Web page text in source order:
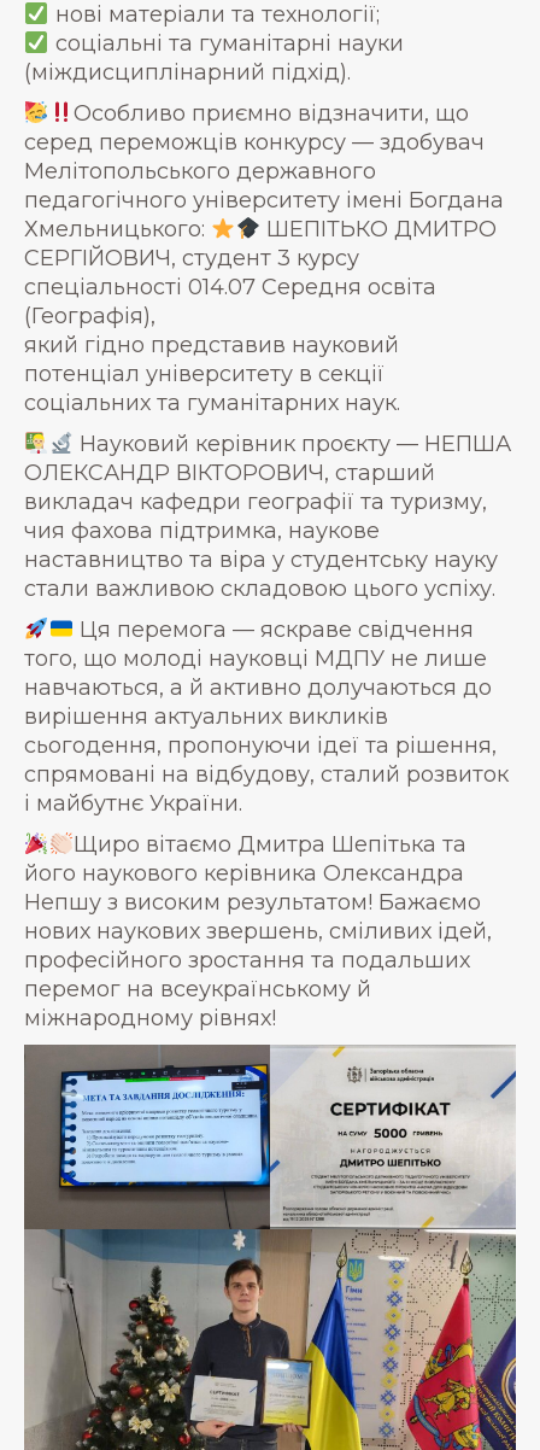
нові матеріали та технології;
соціальні та гуманітарні науки
(міждисциплінарний підхід).
Особливо приємно відзначити, що
серед переможців конкурсу — здобувач
Мелітопольського державного
педагогічного університету імені Богдана
Хмельницького:
ШЕПІТЬКО ДМИТРО
СЕРГІЙОВИЧ, студент 3 курсу
спеціальності 014.07 Середня освіта
(Географія),
який гідно представив науковий
потенціал університету в секції
соціальних та гуманітарних наук.
Науковий керівник проєкту — НЕПША
ОЛЕКСАНДР ВІКТОРОВИЧ, старший
викладач кафедри географії та туризму,
чия фахова підтримка, наукове
наставництво та віра у студентську науку
стали важливою складовою цього успіху.
Ця перемога — яскраве свідчення
того, що молоді науковці МДПУ не лише
навчаються, а й активно долучаються до
вирішення актуальних викликів
сьогодення, пропонуючи ідеї та рішення,
спрямовані на відбудову, сталий розвиток
і майбутнє України.
Щиро вітаємо Дмитра Шепітька та
його наукового керівника Олександра
Непшу з високим результатом! Бажаємо
нових наукових звершень, сміливих ідей,
професійного зростання та подальших
перемог на всеукраїнському й
міжнародному рівнях!